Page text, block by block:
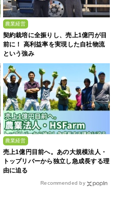
農業経営
契約栽培に全振りし、売上1億円が目
前に！ 高利益率を実現した自社物流
という強み
農業経営
売上1億円目前へ。あの大規模法人・
トップリバーから独立し急成長する理
由に迫る
Recommended by